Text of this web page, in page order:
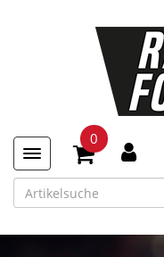
Toggle navigation
0